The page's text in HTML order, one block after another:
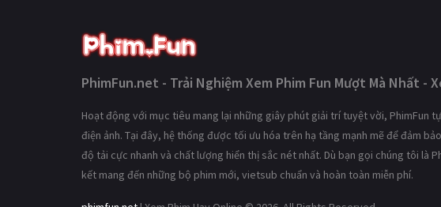
PhimFun.net - Trải Nghiệm Xem Phim Fun Mượt Mà Nhất -
Hoạt động với mục tiêu mang lại những giây phút giải trí tuyệt vời, PhimFun
điện ảnh. Tại đây, hệ thống được tối ưu hóa trên hạ tầng mạnh mẽ để đảm
độ tải cực nhanh và chất lượng hiển thị sắc nét nhất. Dù bạn gọi chúng tôi là
kết mang đến những bộ phim mới, vietsub chuẩn và hoàn toàn miễn phí.